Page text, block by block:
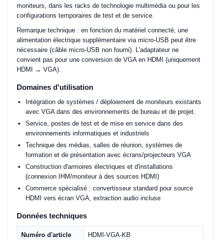
moniteurs, dans les racks de technologie multimédia ou pour les
configurations temporaires de test et de service.
Remarque technique : en fonction du matériel connecté, une
alimentation électrique supplémentaire via micro-USB peut être
nécessaire (câble micro-USB non fourni). L'adaptateur ne
convient pas pour une conversion de VGA en HDMI (uniquement
HDMI → VGA).
Domaines d'utilisation
Intégration de systèmes / déploiement de moniteurs existants
avec VGA dans des environnements de bureau et de projet.
Service, postes de test et de mise en service dans des
environnements informatiques et industriels
Technique des médias, salles de réunion, systèmes de
formation et de présentation avec écrans/projecteurs VGA
Construction d'armoires électriques et d'installations
(connexion IHM/moniteur à des sources HDMI)
Commerce spécialisé : convertisseur standard pour source
HDMI vers écran VGA, extraction audio incluse
Données techniques
Numéro d'article HDMI-VGA-KB